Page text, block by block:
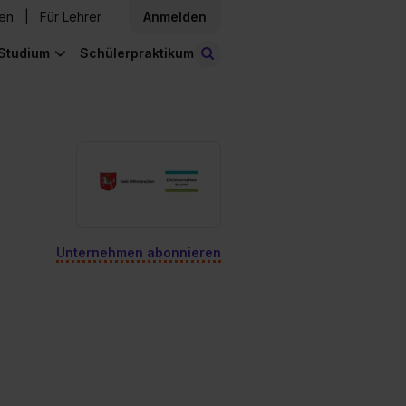
Für Lehrer Anmelden
Schülerpraktikum
Unternehmen abonnieren